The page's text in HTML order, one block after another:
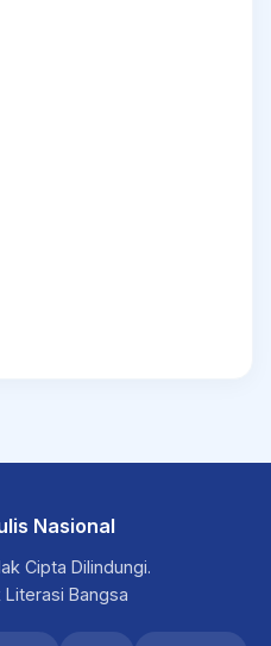
Nasional
Cipta Dilindungi.
Bangsa